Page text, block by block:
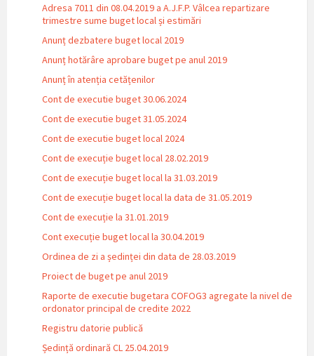
Adresa 7011 din 08.04.2019 a A.J.F.P. Vâlcea repartizare
trimestre sume buget local și estimări
Anunț dezbatere buget local 2019
Anunț hotărâre aprobare buget pe anul 2019
Anunț în atenția cetățenilor
Cont de executie buget 30.06.2024
Cont de executie buget 31.05.2024
Cont de executie buget local 2024
Cont de execuție buget local 28.02.2019
Cont de execuție buget local la 31.03.2019
Cont de execuție buget local la data de 31.05.2019
Cont de execuție la 31.01.2019
Cont execuție buget local la 30.04.2019
Ordinea de zi a ședinței din data de 28.03.2019
Proiect de buget pe anul 2019
Raporte de executie bugetara COFOG3 agregate la nivel de
ordonator principal de credite 2022
Registru datorie publică
Ședință ordinară CL 25.04.2019